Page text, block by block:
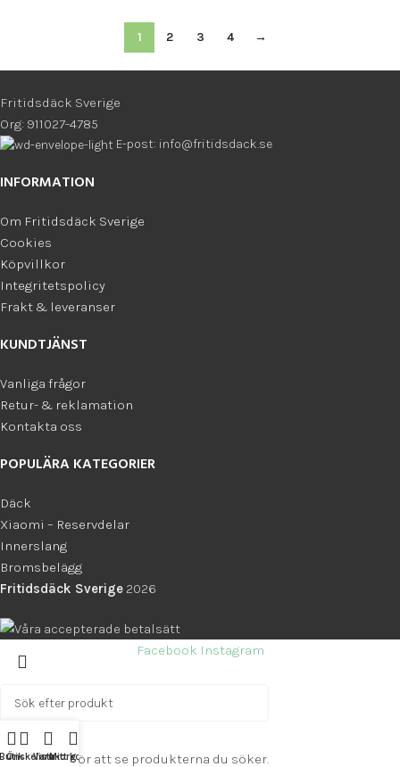
1 2 3 4 →
Fritidsdäck Sverige
Org: 911027-4785
E-post: info@fritidsdack.se
INFORMATION
Om Fritidsdäck Sverige
Cookies
Köpvillkor
Integritetspolicy
Frakt & leveranser
KUNDTJÄNST
Vanliga frågor
Retur- & reklamation
Kontakta oss
POPULÄRA KATEGORIER
Däck
Xiaomi – Reservdelar
Innerslang
Bromsbelägg
Fritidsdäck Sverige 2026
Sök
Skriv något för att se produkterna du söker.
Facebook Instagram
Butik
ÖnskelistaVarukorg
Mitt konto